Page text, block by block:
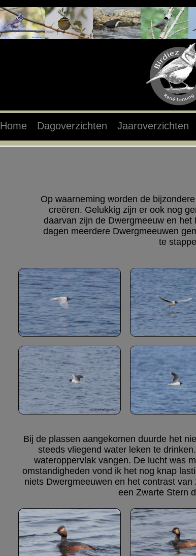
Home Dagoverzichten Jaaroverzichten
Op waarneming worden de
creëren. Gelukkig zijn er ook nog
daarvan zijn de Dwergmeeuw en
dagen meerdere Dwergmeeuwen
te
Bij de plassen aangekomen duurde het
steeds vliegend water leken te
wateroppervlak vangen. De lucht was
omstandigheden vond ik het nog knap
niets Dwergmeeuwen en het contrast
een Zwarte Stern